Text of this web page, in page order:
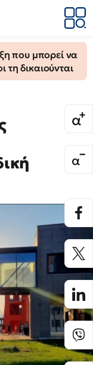
που μπορεί να
τη δικαιούνται